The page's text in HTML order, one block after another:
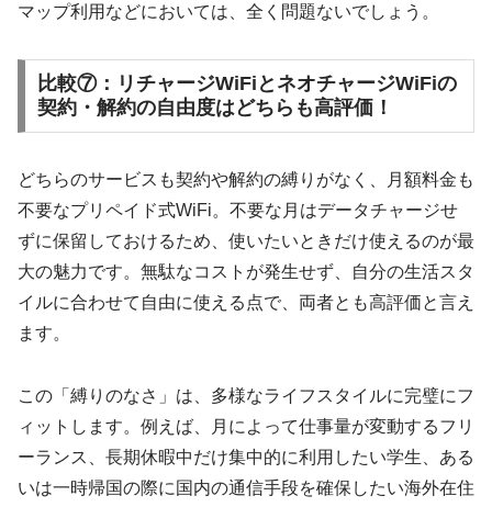
マップ利用などにおいては、全く問題ないでしょう。
比較⑦：リチャージWiFiとネオチャージWiFiの
契約・解約の自由度はどちらも高評価！
どちらのサービスも契約や解約の縛りがなく、月額料金も
不要なプリペイド式WiFi。不要な月はデータチャージせ
ずに保留しておけるため、使いたいときだけ使えるのが最
大の魅力です。無駄なコストが発生せず、自分の生活スタ
イルに合わせて自由に使える点で、両者とも高評価と言え
ます。
この「縛りのなさ」は、多様なライフスタイルに完璧にフ
ィットします。例えば、月によって仕事量が変動するフリ
ーランス、長期休暇中だけ集中的に利用したい学生、ある
いは一時帰国の際に国内の通信手段を確保したい海外在住